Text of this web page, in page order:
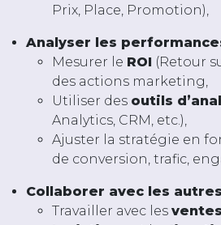
Prix, Place, Promotion),
Analyser les
Mesurer le ROI (Retour
des actions marketing,
Utiliser des outils
Analytics, CRM, etc.),
Ajuster la stratégie en
de conversion, trafic,
Collaborer avec les
Travailler avec les ventes